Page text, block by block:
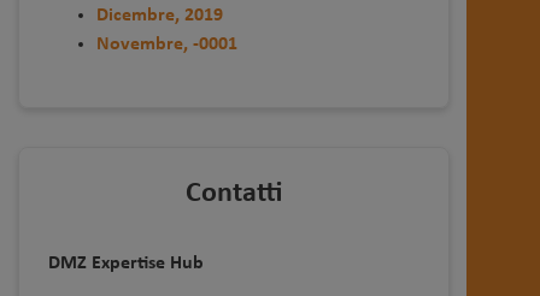
Dicembre, 2019
Novembre, -0001
Contatti
DMZ Expertise Hub